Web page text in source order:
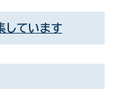
しています